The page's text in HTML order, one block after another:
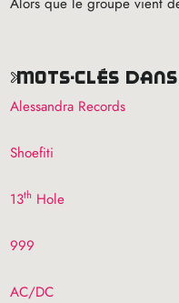
mots-clés
Alessandra Records
Shoefiti
13th Hole
999
AC/DC